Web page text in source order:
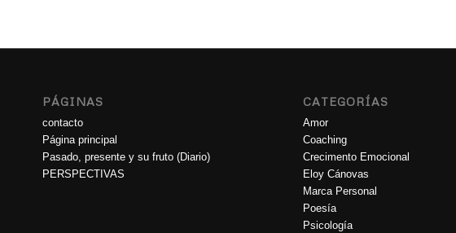
PÁGINAS
contacto
Página principal
Pasado, presente y su fruto (Diario)
PERSPECTIVAS
CATEGORÍAS
Amor
Coaching
Crecimento Emocional
Eloy Cánovas
Marca Personal
Poesía
Psicología